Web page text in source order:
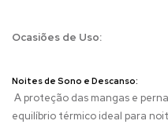
Ocasiões de Uso:
Noites de Sono e Descanso:
A proteção das mangas e
equilíbrio térmico ideal para